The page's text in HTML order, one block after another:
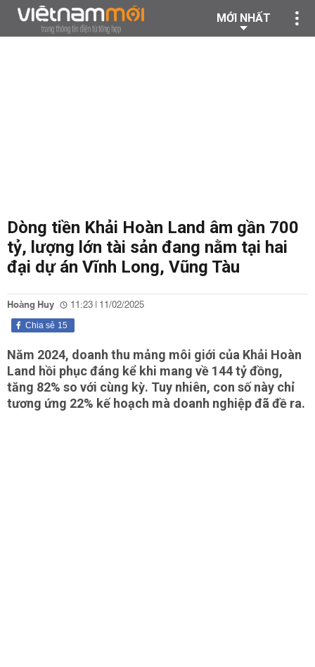
MỚI NHẤT
Dòng tiền Khải Hoàn Land âm gần 700
tỷ, lượng lớn tài sản đang nằm tại hai
đại dự án Vĩnh Long, Vũng Tàu
Hoàng Huy 11:23 | 11/02/2025
15
Chia sẻ
Năm 2024, doanh thu mảng môi giới của Khải Hoàn
Land hồi phục đáng kể khi mang về 144 tỷ đồng,
tăng 82% so với cùng kỳ. Tuy nhiên, con số này chỉ
tương ứng 22% kế hoạch mà doanh nghiệp đã đề ra.